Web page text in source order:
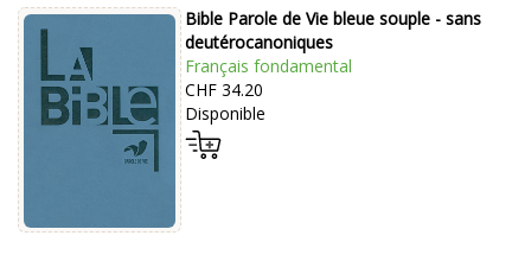
Bible Parole de Vie bleue souple - sans
deutérocanoniques
Français fondamental
CHF 34.20
Disponible